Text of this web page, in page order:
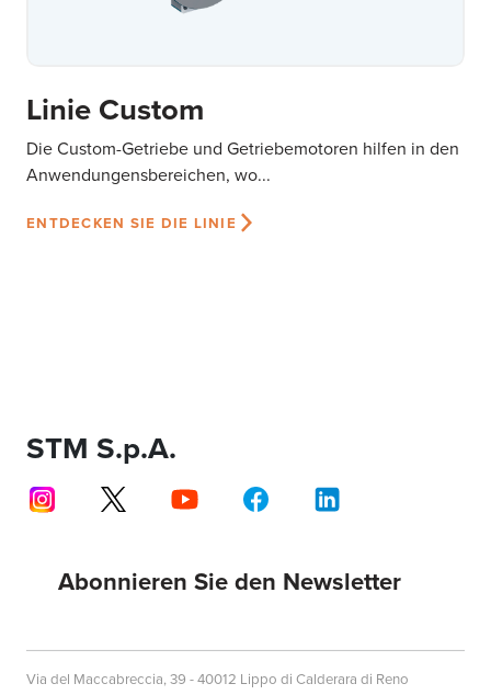
Linie Custom
Die Custom-Getriebe und Getriebemotoren hilfen in den
Anwendungensbereichen, wo...
ENTDECKEN SIE DIE LINIE
STM S.p.A.
Abonnieren Sie den Newsletter
Via del Maccabreccia, 39 - 40012 Lippo di Calderara di Reno